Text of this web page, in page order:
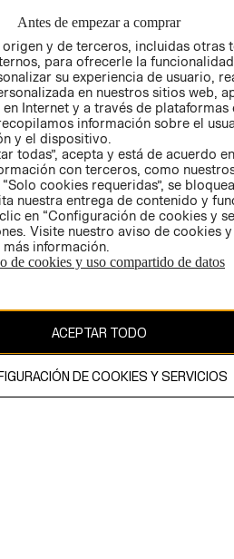
CON
- RETIRO EN
TIENDA
TÉRMINOS Y
CONDICIONES
AVISO DE
PRIVACIDAD
GIFT CARD
AVISO DE
COOKIES
Antes de empezar a comprar
y de terceros, incluidas otras
para ofrecerle la
su experiencia de usuario,
en nuestros sitios web,
Internet y a través de plataformas
información sobre el
y el dispositivo.
todas”, acepta y está de acuerdo
con terceros, como
cookies requeridas”, se
nuestra entrega de contenido y
en “Configuración de cookies y
Visite nuestro aviso de cookies
información.
de cookies y uso compartido de datos
ACEPTAR TODO
DE COOKIES Y SERVICIOS